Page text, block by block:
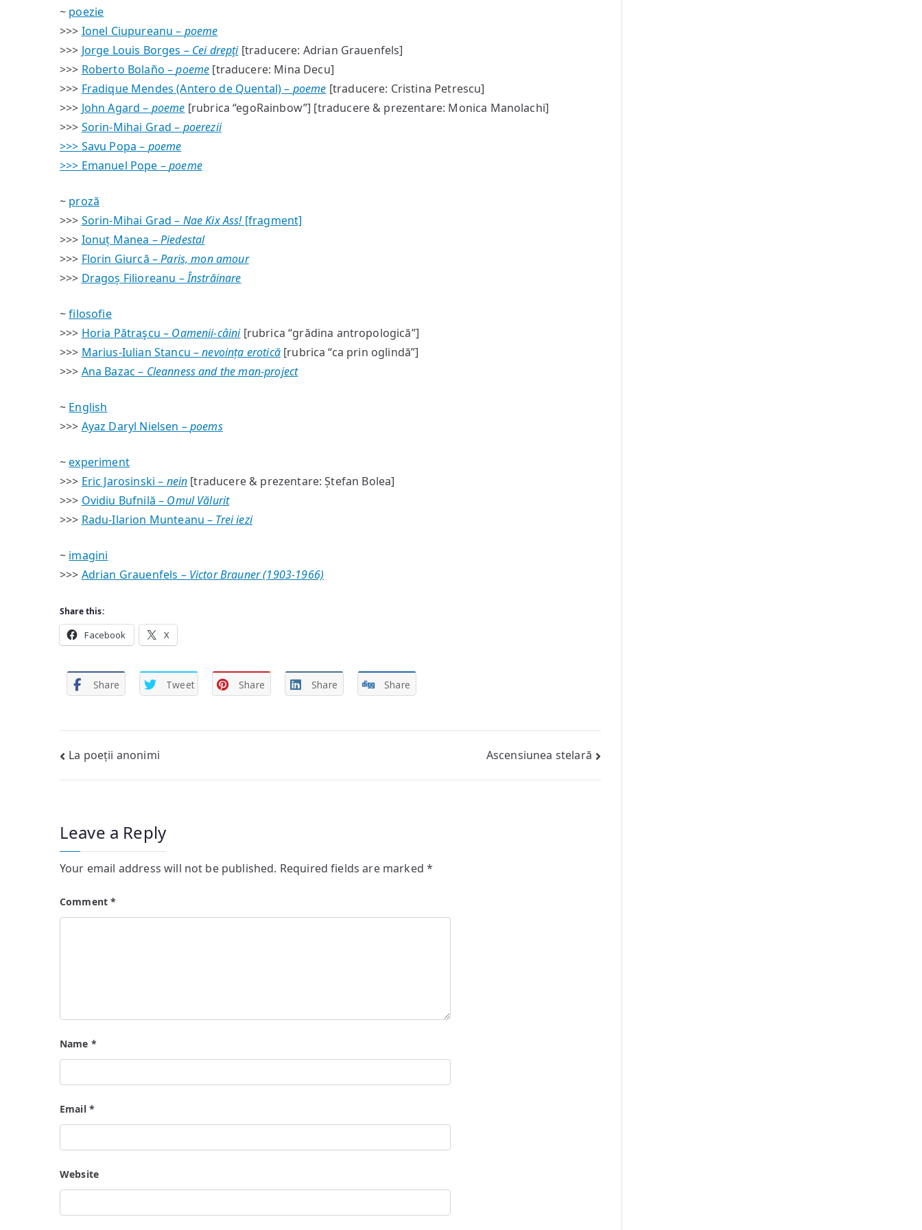
~ poezie
>>> Ionel Ciupureanu – poeme
>>> Jorge Louis Borges – Cei drepţi[traducere: Adrian Grauenfels]
>>> Roberto Bolaño –poeme [traducere: Mina Decu]
>>> Fradique Mendes (Antero de Quental) – poeme [traducere: Cristina Petrescu]
>>> John Agard – poeme [rubrica “egoRainbow”] [traducere & prezentare: Monica Manolachi]
>>> Sorin-Mihai Grad – poerezii
>>> Savu Popa – poeme
>>> Emanuel Pope –poeme
~ proză
>>> Sorin-Mihai Grad – Nae Kix Ass![fragment]
>>> Ionuț Manea –Piedestal
>>> Florin Giurcă –Paris, mon amour
>>> Dragoș Filioreanu –Înstrăinare
~filosofie
>>> Horia Pătraşcu – Oamenii-câini[rubrica “grădina antropologică”]
>>> Marius-Iulian Stancu –nevoința erotică[rubrica “ca prin oglindă”]
>>> Ana Bazac – Cleanness and the man-project
~ English
>>> Ayaz Daryl Nielsen –poems
~experiment
>>> Eric Jarosinski – nein [traducere & prezentare: Ștefan Bolea]
>>> Ovidiu Bufnilă – Omul Vălurit
>>> Radu-Ilarion Munteanu – Trei iezi
~ imagini
>>> Adrian Grauenfels – Victor Brauner (1903-1966)
Share this:
Facebook X
Share Tweet Share Share Share
Post
navigation
La poeții anonimi Ascensiunea stelară
Leave a Reply
Your email address will not be published. Required fields are marked*
Comment*
Name *
Email *
Website